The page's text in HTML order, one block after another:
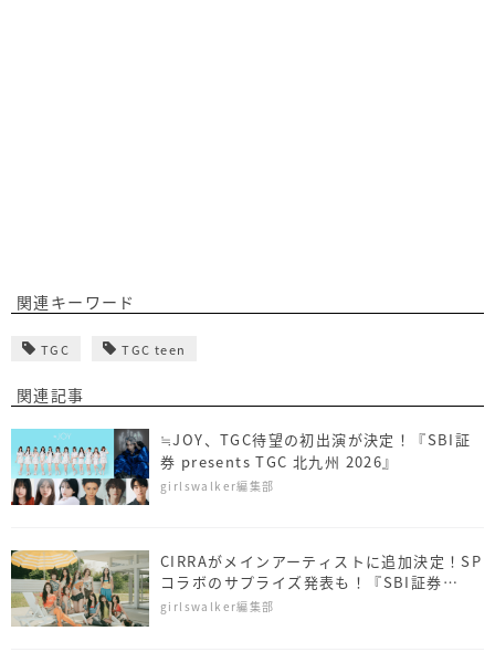
関連キーワード
TGC TGC teen
関連記事
≒JOY、TGC待望の初出演が決定！『SBI証
券 presents TGC 北九州 2026』
girlswalker編集部
CIRRAがメインアーティストに追加決定！SP
コラボのサプライズ発表も！『SBI証券
presents TGC 北九州 2026』
girlswalker編集部